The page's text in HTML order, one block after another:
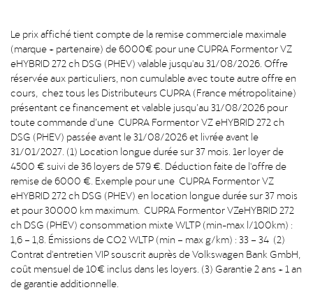
Le prix affiché tient compte de la remise commerciale maximale
(marque + partenaire) de 6000€ pour une CUPRA Formentor VZ
eHYBRID 272 ch DSG (PHEV) valable jusqu'au 31/08/2026. Offre
réservée aux particuliers, non cumulable avec toute autre offre en
cours, chez tous les Distributeurs CUPRA (France métropolitaine)
présentant ce financement et valable jusqu’au 31/08/2026 pour
toute commande d’une CUPRA Formentor VZ eHYBRID 272 ch
DSG (PHEV) passée avant le 31/08/2026 et livrée avant le
31/01/2027. (1) Location longue durée sur 37 mois. 1er loyer de
4500 € suivi de 36 loyers de 579 €. Déduction faite de l'offre de
remise de 6000 €. Exemple pour une CUPRA Formentor VZ
eHYBRID 272 ch DSG (PHEV) en location longue durée sur 37 mois
et pour 30000 km maximum. CUPRA Formentor VZeHYBRID 272
ch DSG (PHEV) consommation mixte WLTP (min-max l/100km) :
1,6 – 1,8. Émissions de CO2 WLTP (min – max g/km) : 33 – 34 (2)
Contrat d'entretien VIP souscrit auprès de Volkswagen Bank GmbH,
coût mensuel de 10€ inclus dans les loyers. (3) Garantie 2 ans + 1 an
de garantie additionnelle.